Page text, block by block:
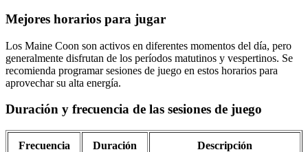
Mejores horarios para jugar
Los Maine Coon son activos en diferentes momentos del día, pero
generalmente disfrutan de los períodos matutinos y vespertinos. Se
recomienda programar sesiones de juego en estos horarios para
aprovechar su alta energía.
Duración y frecuencia de las sesiones de juego
Frecuencia Duración Descripción